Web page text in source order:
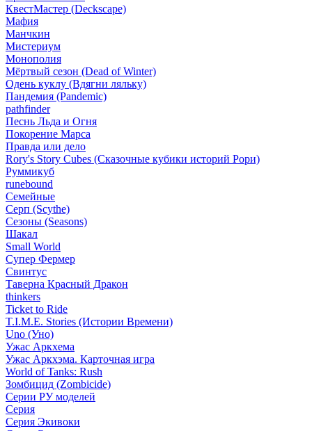
КвестМастер (Deckscape)
Мафия
Манчкин
Мистериум
Монополия
Мёртвый сезон (Dead of Winter)
Одень куклу (Вдягни ляльку)
Пандемия (Pandemic)
pathfinder
Песнь Льда и Огня
Покорение Марса
Правда или дело
Rory's Story Cubes (Сказочные кубики историй Рори)
Руммикуб
runebound
Семейные
Серп (Scythe)
Сезоны (Seasons)
Шакал
Small World
Супер Фермер
Свинтус
Таверна Красный Дракон
thinkers
Ticket to Ride
T.I.M.E. Stories (Истории Времени)
Uno (Уно)
Ужас Аркхема
Ужас Аркхэма. Карточная игра
World of Tanks: Rush
Зомбицид (Zombicide)
Серии РУ моделей
Серия
Серия Экивоки